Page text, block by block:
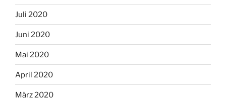
Juli 2020
Juni 2020
Mai 2020
April 2020
März 2020